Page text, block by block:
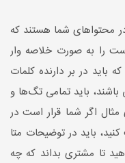
محتواهای شما هستند که
را به صورت خلاصه وار
باید در بر دارنده کلمات
باید تمامی تگ‌ها و
اگر شما قرار است در
باید در توضیحات متا
تا مشتری بداند که چه